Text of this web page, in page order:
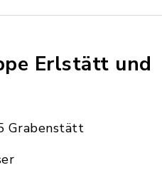
Erlstätt und
Grabenstätt